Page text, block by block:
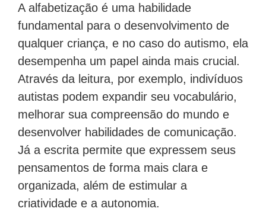
A alfabetização é uma habilidade
fundamental para o desenvolvimento de
qualquer criança, e no caso do autismo, ela
desempenha um papel ainda mais crucial.
Através da leitura, por exemplo, indivíduos
autistas podem expandir seu vocabulário,
melhorar sua compreensão do mundo e
desenvolver habilidades de comunicação.
Já a escrita permite que expressem seus
pensamentos de forma mais clara e
organizada, além de estimular a
criatividade e a autonomia.